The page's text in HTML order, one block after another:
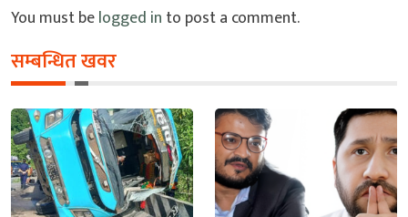
You must belogged in to post a comment.
सम्बन्धित खवर